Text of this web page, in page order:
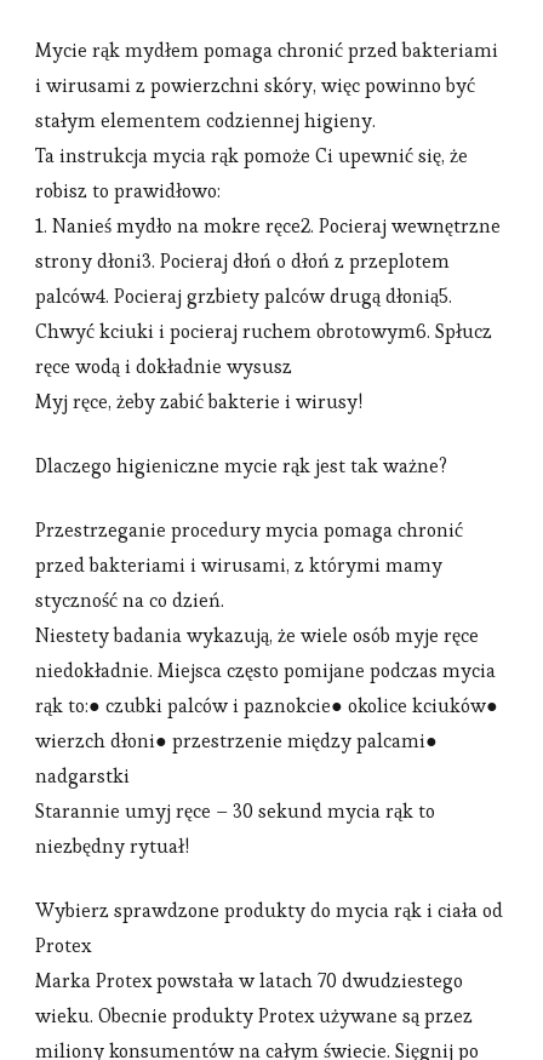
Mycie rąk mydłem pomaga chronić przed bakteriami
i wirusami z powierzchni skóry, więc powinno być
stałym elementem codziennej higieny.
Ta instrukcja mycia rąk pomoże Ci upewnić się, że
robisz to prawidłowo:
1. Nanieś mydło na mokre ręce2. Pocieraj wewnętrzne
strony dłoni3. Pocieraj dłoń o dłoń z przeplotem
palców4. Pocieraj grzbiety palców drugą dłonią5.
Chwyć kciuki i pocieraj ruchem obrotowym6. Spłucz
ręce wodą i dokładnie wysusz
Myj ręce, żeby zabić bakterie i wirusy!
Dlaczego higieniczne mycie rąk jest tak ważne?
Przestrzeganie procedury mycia pomaga chronić
przed bakteriami i wirusami, z którymi mamy
styczność na co dzień.
Niestety badania wykazują, że wiele osób myje ręce
niedokładnie. Miejsca często pomijane podczas mycia
rąk to:● czubki palców i paznokcie● okolice kciuków●
wierzch dłoni● przestrzenie między palcami●
nadgarstki
Starannie umyj ręce – 30 sekund mycia rąk to
niezbędny rytuał!
Wybierz sprawdzone produkty do mycia rąk i ciała od
Protex
Marka Protex powstała w latach 70 dwudziestego
wieku. Obecnie produkty Protex używane są przez
miliony konsumentów na całym świecie. Sięgnij po